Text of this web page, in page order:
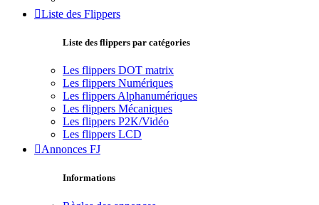
Liste des Flippers
Liste des flippers par catégories
Les flippers DOT matrix
Les flippers Numériques
Les flippers Alphanumériques
Les flippers Mécaniques
Les flippers P2K/Vidéo
Les flippers LCD
Annonces FJ
Informations